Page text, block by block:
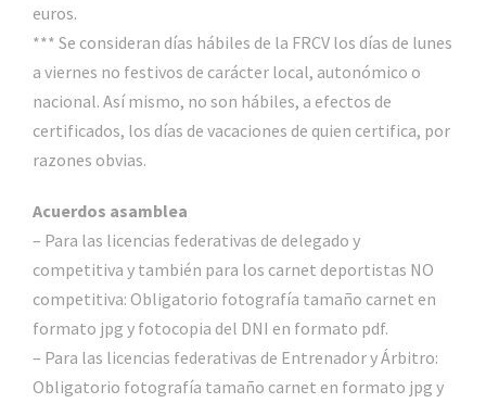
euros.
*** Se consideran días hábiles de la FRCV los días de lunes
a viernes no festivos de carácter local, autonómico o
nacional. Así mismo, no son hábiles, a efectos de
certificados, los días de vacaciones de quien certifica, por
razones obvias.
Acuerdos asamblea
– Para las licencias federativas de delegado y
competitiva y también para los carnet deportistas NO
competitiva: Obligatorio fotografía tamaño carnet en
formato jpg y fotocopia del DNI en formato pdf.
– Para las licencias federativas de Entrenador y Árbitro:
Obligatorio fotografía tamaño carnet en formato jpg y